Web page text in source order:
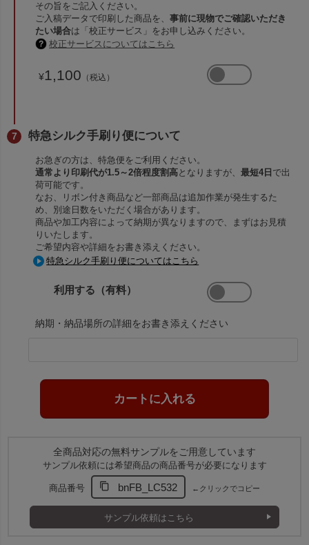
その旨をご記入ください。
ご入稿データで印刷した商品を、事前に現物でご確認いただき
たい場合は「校正サービス」をお申し込みください。
校正サービスについてはこちら
¥1,100 （税込）
特急シルク手刷り便について
お急ぎの方は、特急便をご利用ください。
通常より印刷代が1.5～2倍程度割高 となりますが、最短4日 で出
荷可能です。
なお、リボン付き商品など一部商品は追加作業が発生するた
め、別途日数をいただく場合があります。
商品や加工内容によって納期が異なりますので、まずはお見積
りいたします。
ご希望内容や詳細をお書き添えください。
特急シルク手刷り便についてはこちら
利用する（有料）
納期・納品場所の詳細をお書き添えください
全商品対応の無料サンプルをご用意しています
サンプル依頼には希望商品の商品番号が必要になります
商品番号 bnFB_LC532 ←クリックでコピー
サンプル依頼はこちら